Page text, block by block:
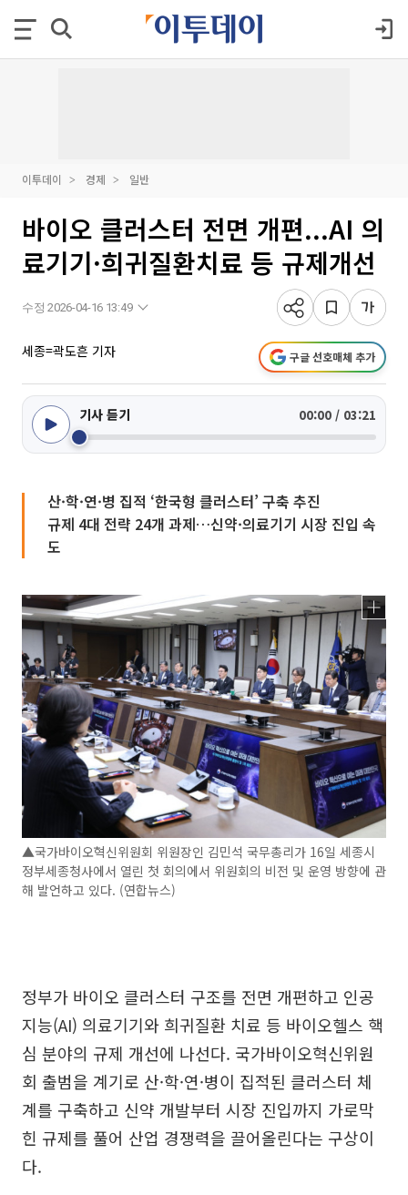
이투데이 경제 일반
바이오 클러스터 전면 개편...AI 의
료기기·희귀질환치료 등 규제개선
수정 2026-04-16 13:49
세종=곽도흔 기자 구글 선호매체 추가
기사 듣기 00:00 / 03:21
산·학·연·병 집적 ‘한국형 클러스터’ 구축 추진
규제 4대 전략 24개 과제…신약·의료기기 시장 진입 속
도
▲국가바이오혁신위원회 위원장인 김민석 국무총리가 16일 세종시
정부세종청사에서 열린 첫 회의에서 위원회의 비전 및 운영 방향에 관
해 발언하고 있다. (연합뉴스)
정부가 바이오 클러스터 구조를 전면 개편하고 인공
지능(AI) 의료기기와 희귀질환 치료 등 바이오헬스 핵
심 분야의 규제 개선에 나선다. 국가바이오혁신위원
회 출범을 계기로 산·학·연·병이 집적된 클러스터 체
계를 구축하고 신약 개발부터 시장 진입까지 가로막
힌 규제를 풀어 산업 경쟁력을 끌어올린다는 구상이
다.